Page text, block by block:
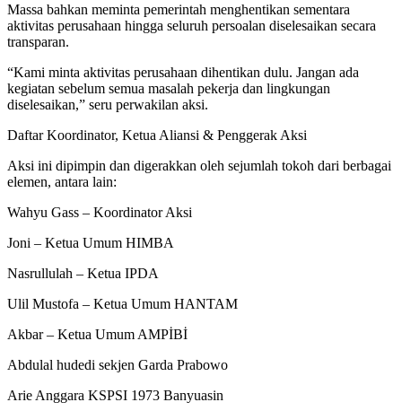
Massa bahkan meminta pemerintah menghentikan sementara
aktivitas perusahaan hingga seluruh persoalan diselesaikan secara
transparan.
“Kami minta aktivitas perusahaan dihentikan dulu. Jangan ada
kegiatan sebelum semua masalah pekerja dan lingkungan
diselesaikan,” seru perwakilan aksi.
Daftar Koordinator, Ketua Aliansi & Penggerak Aksi
Aksi ini dipimpin dan digerakkan oleh sejumlah tokoh dari berbagai
elemen, antara lain:
Wahyu Gass – Koordinator Aksi
Joni – Ketua Umum HIMBA
Nasrullulah – Ketua IPDA
Ulil Mustofa – Ketua Umum HANTAM
Akbar – Ketua Umum AMPİBİ
Abdulal hudedi sekjen Garda Prabowo
Arie Anggara KSPSI 1973 Banyuasin